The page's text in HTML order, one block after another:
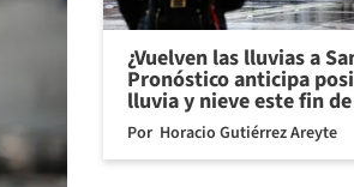
¿Vuelven las lluvias a
Pronóstico anticipa
lluvia y nieve este fin
Por Horacio Gutiérrez Areyte